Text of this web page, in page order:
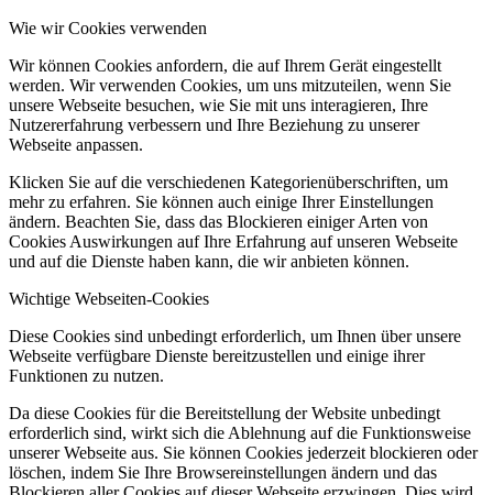
Wie wir Cookies verwenden
Wir können Cookies anfordern, die auf Ihrem Gerät eingestellt
werden. Wir verwenden Cookies, um uns mitzuteilen, wenn Sie
unsere Webseite besuchen, wie Sie mit uns interagieren, Ihre
Nutzererfahrung verbessern und Ihre Beziehung zu unserer
Webseite anpassen.
Klicken Sie auf die verschiedenen Kategorienüberschriften, um
mehr zu erfahren. Sie können auch einige Ihrer Einstellungen
ändern. Beachten Sie, dass das Blockieren einiger Arten von
Cookies Auswirkungen auf Ihre Erfahrung auf unseren Webseite
und auf die Dienste haben kann, die wir anbieten können.
Wichtige Webseiten-Cookies
Diese Cookies sind unbedingt erforderlich, um Ihnen über unsere
Webseite verfügbare Dienste bereitzustellen und einige ihrer
Funktionen zu nutzen.
Da diese Cookies für die Bereitstellung der Website unbedingt
erforderlich sind, wirkt sich die Ablehnung auf die Funktionsweise
unserer Webseite aus. Sie können Cookies jederzeit blockieren oder
löschen, indem Sie Ihre Browsereinstellungen ändern und das